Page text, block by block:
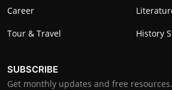
Career
Tour & Travel
History
SUBSCRIBE
Get monthly updates and free resources.